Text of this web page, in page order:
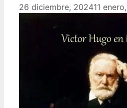
26 diciembre, 202411